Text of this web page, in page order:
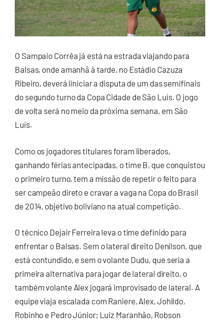
O Sampaio Corrêa já está na estrada viajando para
Balsas, onde amanhã à tarde, no Estádio Cazuza
Ribeiro, deverá iiniciar a disputa de um das semifinais
do segundo turno da Copa Cidade de São Luís. O jogo
de volta será no meio da próxima semana, em São
Luís.
Como os jogadores titulares foram liberados,
ganhando férias antecipadas, o time B, que conquistou
o primeiro turno, tem a missão de repetir o feito para
ser campeão direto e cravar a vaga na Copa do Brasil
de 2014, objetivo boliviano na atual competição.
O técnico Dejair Ferreira leva o time definido para
enfrentar o Balsas. Sem o lateral direito Denílson, que
está contundido, e sem o volante Dudu, que seria a
primeira alternativa para jogar de lateral direito, o
também volante Alex jogará improvisado de lateral. A
equipe viaja escalada com Raniere, Alex, Johildo,
Robinho e Pedro Júnior; Luiz Maranhão, Robson